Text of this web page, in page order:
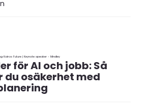
Kairos Future | Keynote speaker - Mindley
för AI och jobb: Så
du osäkerhet med